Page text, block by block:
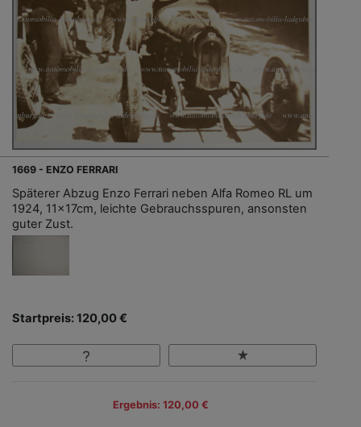
1669 - ENZO FERRARI
Späterer Abzug Enzo Ferrari neben Alfa Romeo RL um
1924, 11x17cm, leichte Gebrauchsspuren, ansonsten
guter Zust.
Startpreis: 120,00 €
Ergebnis: 120,00 €